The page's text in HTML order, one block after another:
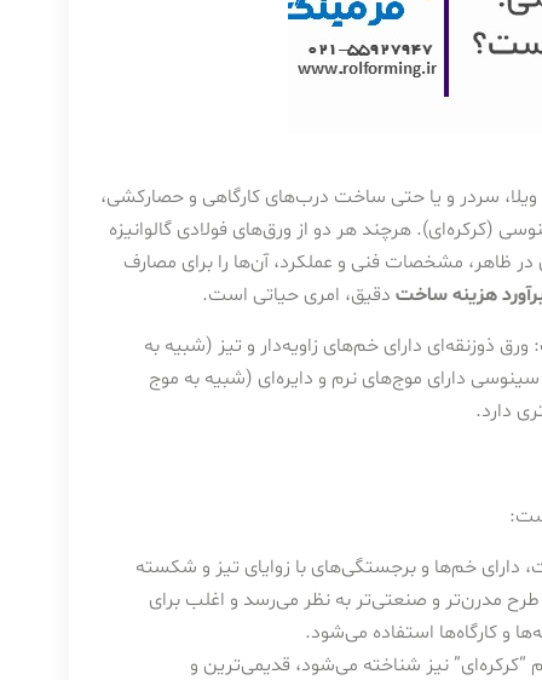
سردر و یا حتی ساخت درب‌های کارگاهی و حصارکشی،
(کرکره‌ای). هرچند هر دو از ورق‌های فولادی گالوانیزه
در ظاهر، مشخصات فنی و عملکرد، آن‌ها را برای مصارف
هزینه ساخت دقیق، امری حیاتی است.
ذوزنقه‌ای دارای خم‌های زاویه‌دار و تیز (شبیه به
دارای موج‌های نرم و دایره‌ای (شبیه به موج
دارد.
دارای خم‌ها و برجستگی‌های با زوایای تیز و شکسته
مدرن‌تر و صنعتی‌تر به نظر می‌رسد و اغلب برای
و کارگاه‌ها استفاده می‌شود.
“کرکره‌ای” نیز شناخته می‌شود، قدیمی‌ترین و